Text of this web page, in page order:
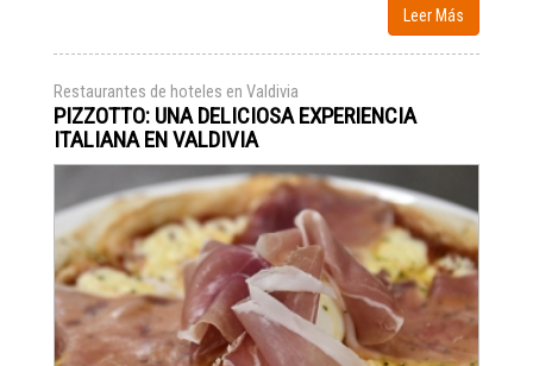
Leer Más
Restaurantes de hoteles en Valdivia
PIZZOTTO: UNA DELICIOSA EXPERIENCIA
ITALIANA EN VALDIVIA